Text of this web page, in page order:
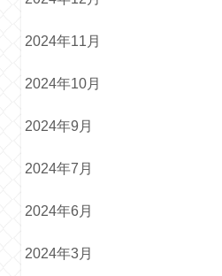
2024年11月
2024年10月
2024年9月
2024年7月
2024年6月
2024年3月